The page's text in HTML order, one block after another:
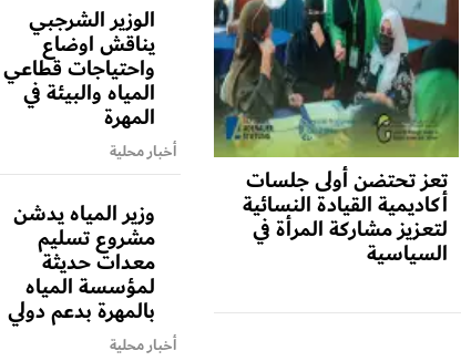
تعز تحتضن أولى جلسات
أكاديمية القيادة النسائية
لتعزيز مشاركة المرأة في
السياسية
الوزير الشرجبي
يناقش اوضاع
واحتياجات قطاعي
المياه والبيئة في
المهرة
أخبار محلية
وزير المياه يدشن
مشروع تسليم
معدات حديثة
لمؤسسة المياه
بالمهرة بدعم دولي
أخبار محلية